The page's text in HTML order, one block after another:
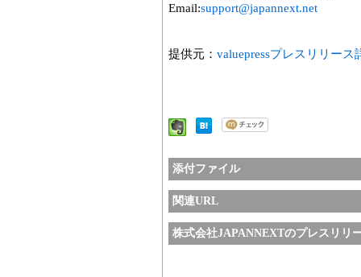
Email:support@japannext.net
提供元： valuepressプレスリリース
添付ファイル
関連URL
株式会社JAPANNEXTのプレスリリ